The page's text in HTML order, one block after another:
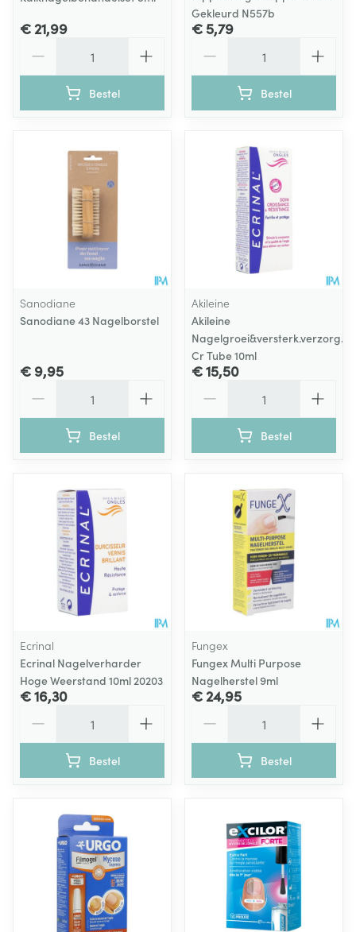
€ 21,99
Bestel
Gekleurd N557b
€ 5,79
Bestel
Sanodiane
Sanodiane 43 Nagelborstel
€ 9,95
Bestel
Akileine
Akileine
Nagelgroei&versterk.verzorg.
Cr Tube 10ml
€ 15,50
Bestel
Ecrinal
Ecrinal Nagelverharder
Hoge Weerstand 10ml 20203
€ 16,30
Bestel
Fungex
Fungex Multi Purpose
Nagelherstel 9ml
€ 24,95
Bestel